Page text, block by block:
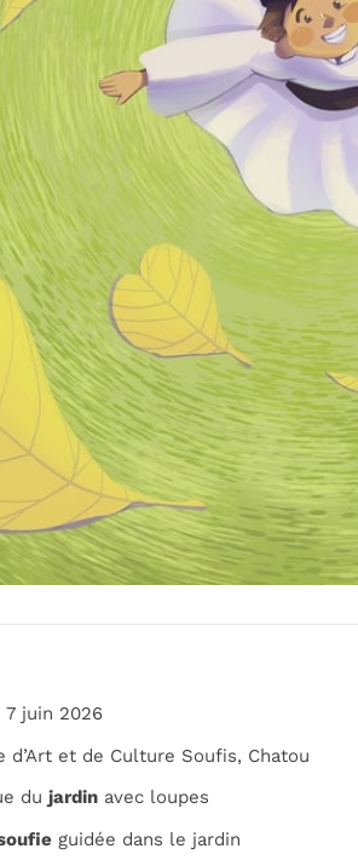
7 juin 2026
d’Art et de Culture Soufis, Chatou
du jardin avec loupes
guidée dans le jardin